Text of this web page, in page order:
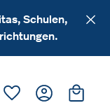
Schulen,
Du hast 0